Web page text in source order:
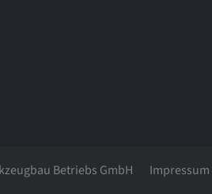
Betriebs GmbH Impressum